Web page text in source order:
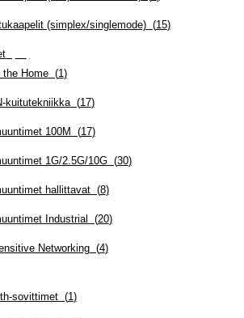
(simplex/singlemode)(15)
(
the Home(1)
kuitutekniikka(17)
100M (17)
1G/2.5G/10G(30)
hallittavat(8)
Industrial (20)
Networking(4)
sovittimet(1)